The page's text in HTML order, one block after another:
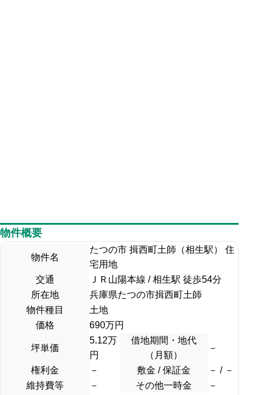
物件概要
物件名
たつの市 揖西町土師（相生駅） 住
宅用地
交通
ＪＲ山陽本線 / 相生駅 徒歩54分
所在地
兵庫県たつの市揖西町土師
物件種目
土地
価格
690万円
坪単価
5.12万
円
借地期間・地代
（月額）
－
権利金 － 敷金 / 保証金
－ / －
維持費等
－ その他一時金
－